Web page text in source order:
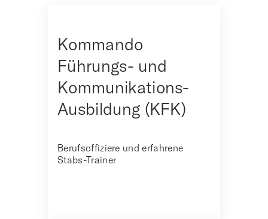
Kommando
Führungs- und
Kommunikations-
Ausbildung (KFK)
Berufsoffiziere und erfahrene
Stabs-Trainer